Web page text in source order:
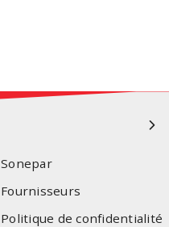
Sonepar
Fournisseurs
Politique de confidentialité